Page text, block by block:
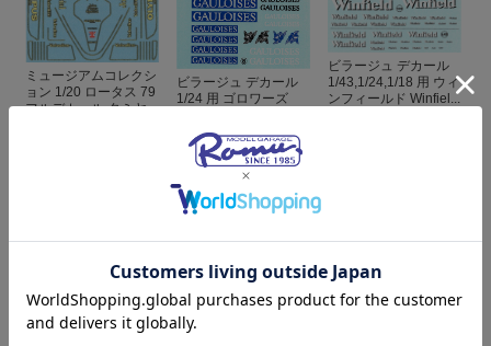
ミュージアムコレクシ
ョン 1/20 ロータス 79
フルデカール タミヤ...
ビラージュ デカール
1/24 用 ゴロワーズ
VIR008
¥1,100(税込)
ビラージュ デカール
1/43,1/24,1/18 用 ウィ
ンフィールド Winfiel...
ビラージュ デカール